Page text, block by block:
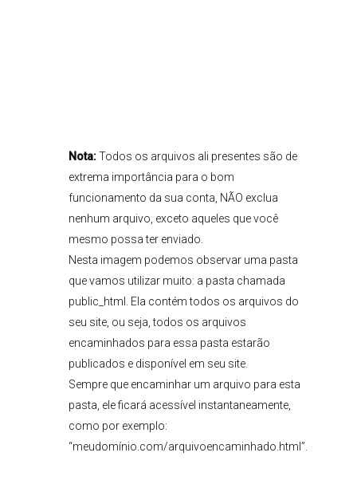
Nota:Todos os arquivos ali presentes são de
extrema importância para o bom
funcionamento da sua conta, NÃO exclua
nenhum arquivo, exceto aqueles que você
mesmo possa ter enviado.
Nesta imagem podemos observar uma pasta
que vamos utilizar muito: a pasta chamada
public_html. Ela contém todos os arquivos do
seu site, ou seja, todos os arquivos
encaminhados para essa pasta estarão
publicados e disponível em seu site.
Sempre que encaminhar um arquivo para esta
pasta, ele ficará acessível instantaneamente,
como por exemplo:
“meudomínio.com/arquivoencaminhado.html”.